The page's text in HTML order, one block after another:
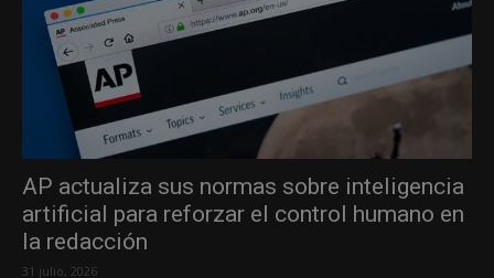
AP actualiza sus normas sobre inteligencia
artificial para reforzar el control humano en
la redacción
31 julio, 2026